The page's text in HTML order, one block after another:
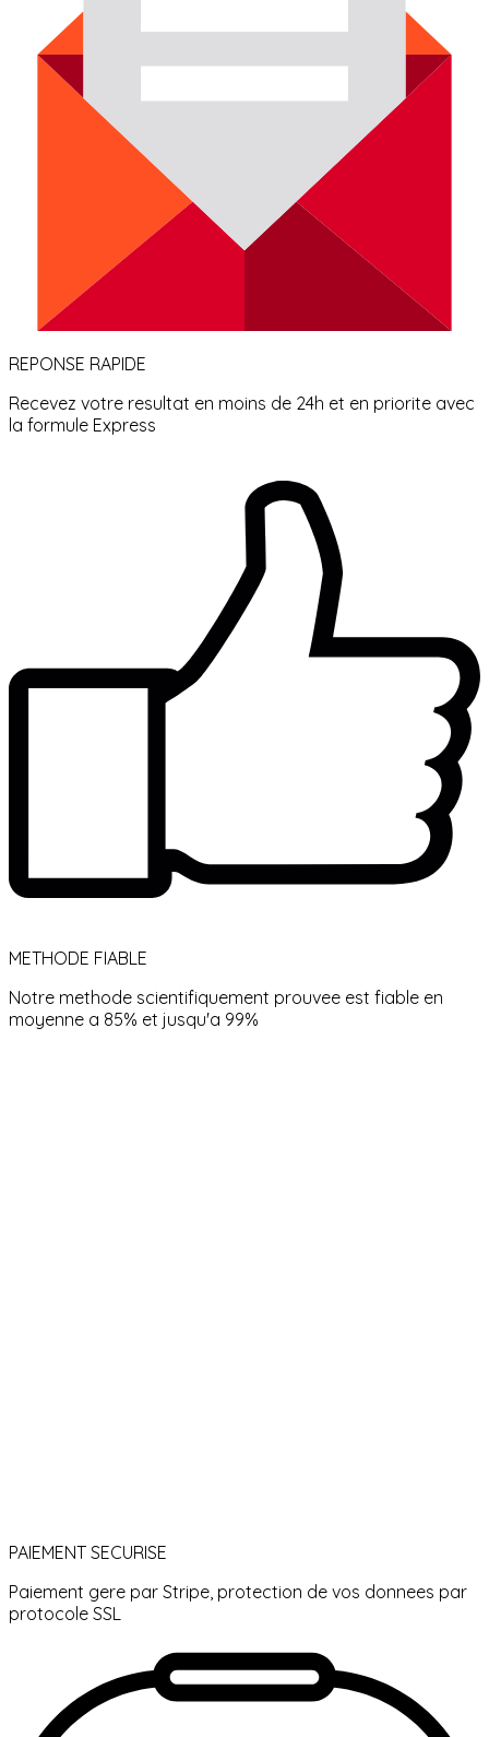
REPONSE RAPIDE
Recevez votre resultat en moins de 24h et en priorite avec
la formule Express
METHODE FIABLE
Notre methode scientifiquement prouvee est fiable en
moyenne a 85% et jusqu'a 99%
PAIEMENT SECURISE
Paiement gere par Stripe, protection de vos donnees par
protocole SSL